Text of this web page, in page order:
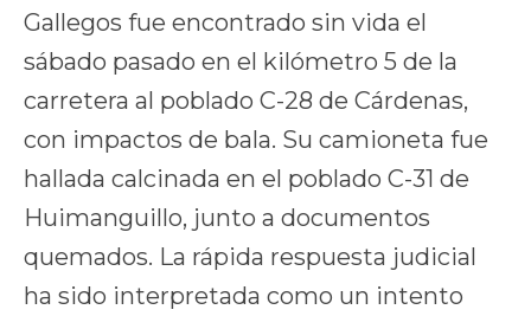
Gallegos fue encontrado sin vida el
sábado pasado en el kilómetro 5 de la
carretera al poblado C-28 de Cárdenas,
con impactos de bala. Su camioneta fue
hallada calcinada en el poblado C-31 de
Huimanguillo, junto a documentos
quemados. La rápida respuesta judicial
ha sido interpretada como un intento